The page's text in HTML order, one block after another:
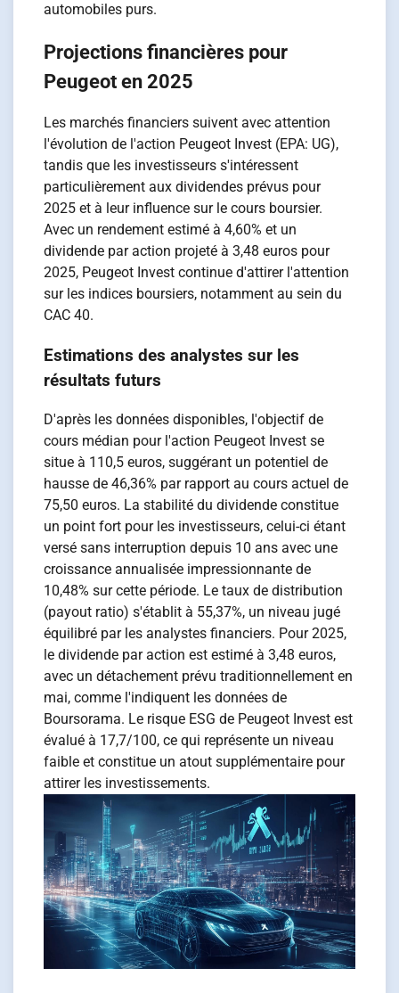
automobiles purs.
Projections financières pour
Peugeot en 2025
Les marchés financiers suivent avec attention
l'évolution de l'action Peugeot Invest (EPA: UG),
tandis que les investisseurs s'intéressent
particulièrement aux dividendes prévus pour
2025 et à leur influence sur le cours boursier.
Avec un rendement estimé à 4,60% et un
dividende par action projeté à 3,48 euros pour
2025, Peugeot Invest continue d'attirer l'attention
sur les indices boursiers, notamment au sein du
CAC 40.
Estimations des analystes sur les
résultats futurs
D'après les données disponibles, l'objectif de
cours médian pour l'action Peugeot Invest se
situe à 110,5 euros, suggérant un potentiel de
hausse de 46,36% par rapport au cours actuel de
75,50 euros. La stabilité du dividende constitue
un point fort pour les investisseurs, celui-ci étant
versé sans interruption depuis 10 ans avec une
croissance annualisée impressionnante de
10,48% sur cette période. Le taux de distribution
(payout ratio) s'établit à 55,37%, un niveau jugé
équilibré par les analystes financiers. Pour 2025,
le dividende par action est estimé à 3,48 euros,
avec un détachement prévu traditionnellement en
mai, comme l'indiquent les données de
Boursorama. Le risque ESG de Peugeot Invest est
évalué à 17,7/100, ce qui représente un niveau
faible et constitue un atout supplémentaire pour
attirer les investissements.